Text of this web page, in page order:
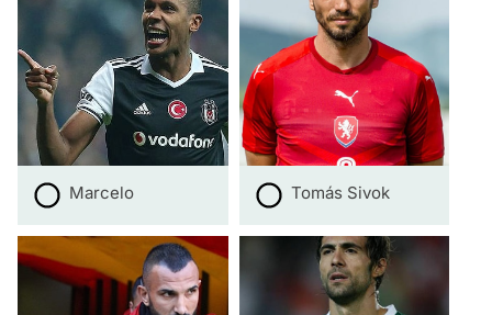
Marcelo Tomás Sivok